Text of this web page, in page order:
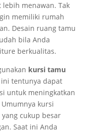
menawan. Tak
memiliki rumah
Desain ruang tamu
bila Anda
berkualitas.
kursi tamu
tentunya dapat
untuk meningkatkan
kursi
cukup besar
Saat ini Anda